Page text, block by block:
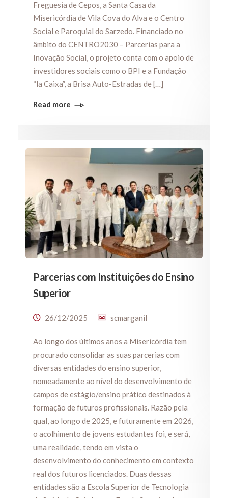
Freguesia de Cepos, a Santa Casa da
Misericórdia de Vila Cova do Alva e o Centro
Social e Paroquial do Sarzedo. Financiado no
âmbito do CENTRO2030 – Parcerias para a
Inovação Social, o projeto conta com o apoio de
investidores sociais como o BPI e a Fundação
“la Caixa”, a Brisa Auto-Estradas de […]
Read more
Parcerias com Instituições do Ensino
Superior
26/12/2025 scmarganil
Ao longo dos últimos anos a Misericórdia tem
procurado consolidar as suas parcerias com
diversas entidades do ensino superior,
nomeadamente ao nível do desenvolvimento de
campos de estágio/ensino prático destinados à
formação de futuros profissionais. Razão pela
qual, ao longo de 2025, e futuramente em 2026,
o acolhimento de jovens estudantes foi, e será,
uma realidade, tendo em vista o
desenvolvimento do conhecimento em contexto
real dos futuros licenciados. Duas dessas
entidades são a Escola Superior de Tecnologia